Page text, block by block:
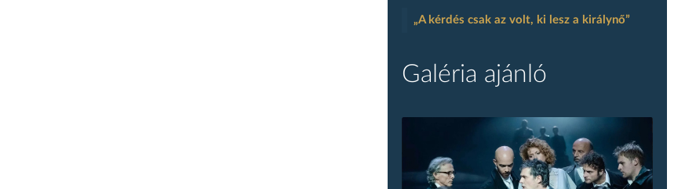
„A kérdés csak az volt, ki lesz a királynő”
Galéria ajánló